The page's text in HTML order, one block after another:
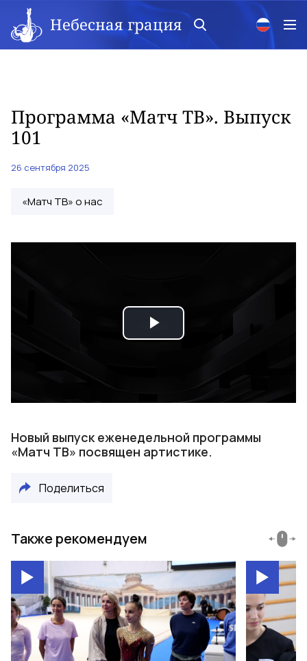
Небесная грация
Программа «Матч ТВ». Выпуск
101
26 сентября 2025
«Матч ТВ» о нас
Play
Новый выпуск еженедельной программы
«Матч ТВ» посвящен артистике.
Поделиться
Также рекомендуем